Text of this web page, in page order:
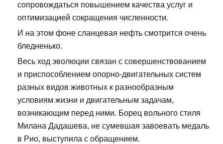
сопровождаться повышением качества услуг и
оптимизацией сокращения численности.
И на этом фоне сланцевая нефть смотрится очень
бледненько.
Весь ход эволюции связан с совершенствованием
и приспособлением опорно-двигательных систем
разных видов животных к разнообразным
условиям жизни и двигательным задачам,
возникающим перед ними. Борец вольного стиля
Милана Дадашева, не сумевшая завоевать медаль
в Рио, выступила с обращением.